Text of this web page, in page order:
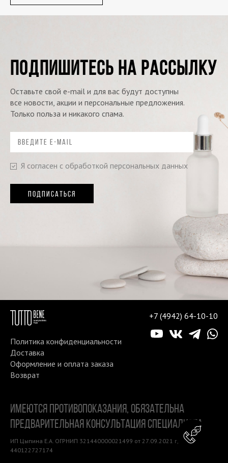
ПОДПИШИТЕСЬ НА РАССЫЛКУ
Оставьте свой e-mail и для вас будут доступны
все новости, акции и персональные предложения.
Только польза и никакого спама.
Я согласен с обработкой персональных данных
ПОДПИСАТЬСЯ
Политика конфиденциальности
Доставка
Оформление и оплата заказа
Возврат
+7 (4942) 64-10-10
ИМЕЮТСЯ ПРОТИВОПОКАЗАНИЯ, ОБЯЗАТЕЛЬНА
ПРЕДВАРИТЕЛЬНАЯ КОНСУЛЬТАЦИЯ СПЕЦИАЛИСТА
ИП Цыпина Е.А. ОГРНИП 321440000021499 от 27.09.2021 г, ИНН
440122727174